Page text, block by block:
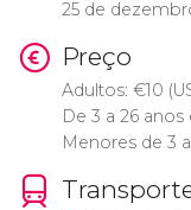
25 de
Preço
Adultos: €10 (
De 3 a 26
Menores de 3